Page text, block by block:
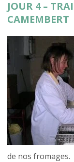
JOUR 4 –
CAMEMBERT
de nos fromages.